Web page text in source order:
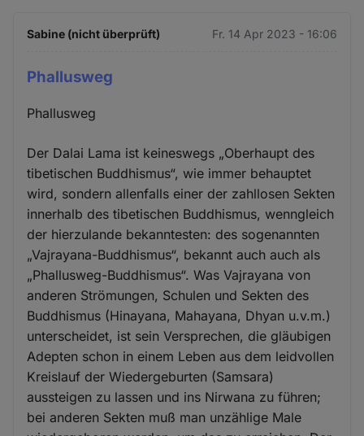
Sabine (nicht überprüft) Fr. 14 Apr 2023 - 16:06
Phallusweg
Phallusweg
Der Dalai Lama ist keineswegs „Oberhaupt des
tibetischen Buddhismus“, wie immer behauptet
wird, sondern allenfalls einer der zahllosen Sekten
innerhalb des tibetischen Buddhismus, wenngleich
der hierzulande bekanntesten: des sogenannten
„Vajrayana-Buddhismus“, bekannt auch auch als
„Phallusweg-Buddhismus“. Was Vajrayana von
anderen Strömungen, Schulen und Sekten des
Buddhismus (Hinayana, Mahayana, Dhyan u.v.m.)
unterscheidet, ist sein Versprechen, die gläubigen
Adepten schon in einem Leben aus dem leidvollen
Kreislauf der Wiedergeburten (Samsara)
aussteigen zu lassen und ins Nirwana zu führen;
bei anderen Sekten muß man unzählige Male